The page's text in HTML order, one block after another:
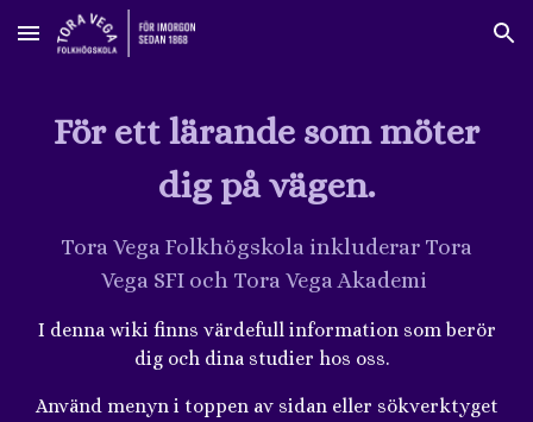
Skip to main content Skip to navigation
För ett lärande som möter
dig på vägen.
Tora Vega Folkhögskola inkluderar Tora
Vega SFI och Tora Vega Akademi
I denna wiki finns värdefull information som berör
dig och dina studier hos oss.
Använd menyn i toppen av sidan eller sökverktyget